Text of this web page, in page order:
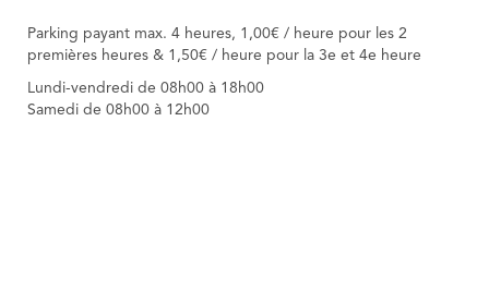
Parking payant max. 4 heures, 1,00€ / heure pour les 2
premières heures & 1,50€ / heure pour la 3e et 4e heure
Lundi-vendredi de 08h00 à 18h00
Samedi de 08h00 à 12h00